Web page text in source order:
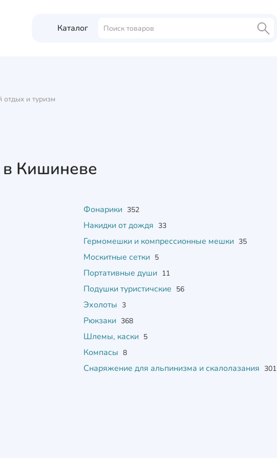
Каталог
отдых и туризм
Кишиневе
Фонарики 352
Накидки от дождя 33
Гермомешки и компрессионные мешки 35
Москитные сетки 5
Портативные души 11
Подушки туристичские 56
Эхолоты 3
Рюкзаки 368
Шлемы, каски 5
Компасы 8
Снаряжение для альпинизма и скалолазания 301